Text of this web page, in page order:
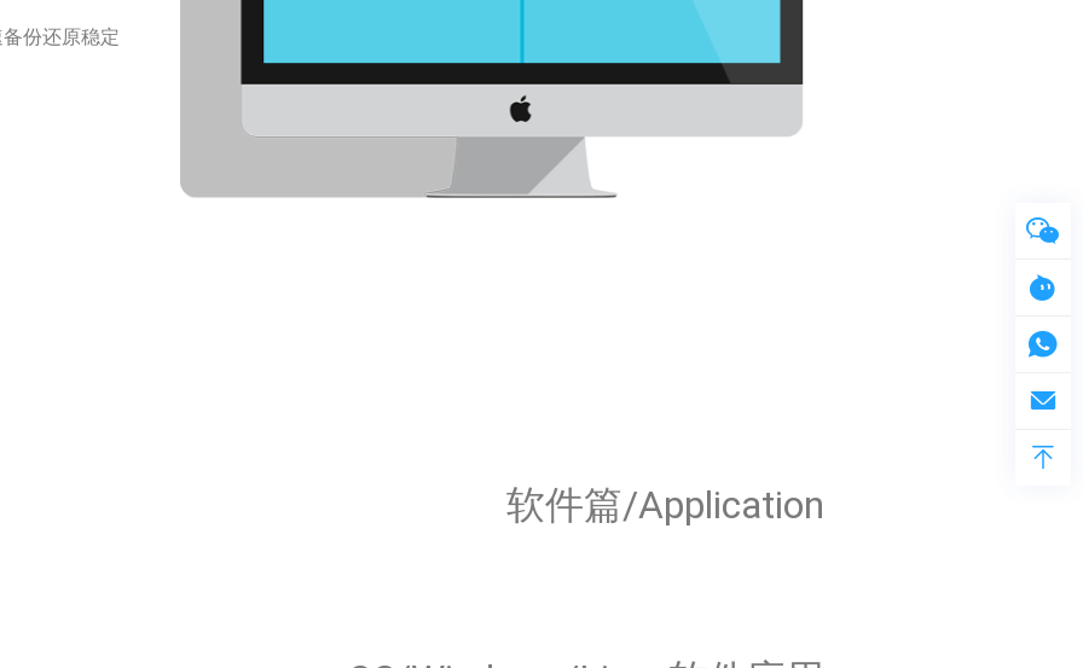
份还原稳定
软件篇/Application